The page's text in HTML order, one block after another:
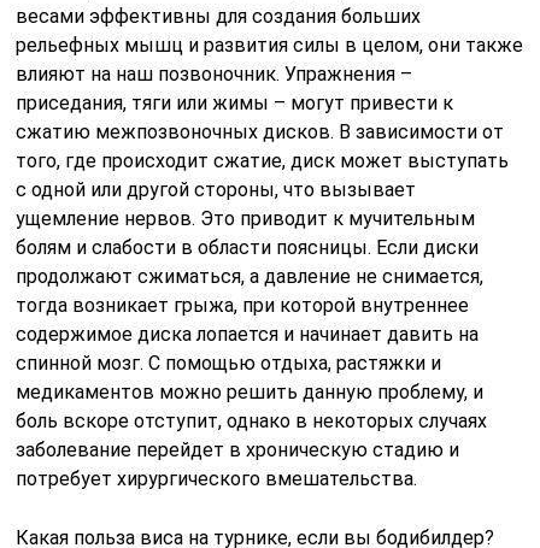
весами эффективны для создания больших
рельефных мышц и развития силы в целом, они также
влияют на наш позвоночник. Упражнения –
приседания, тяги или жимы – могут привести к
сжатию межпозвоночных дисков. В зависимости от
того, где происходит сжатие, диск может выступать
с одной или другой стороны, что вызывает
ущемление нервов. Это приводит к мучительным
болям и слабости в области поясницы. Если диски
продолжают сжиматься, а давление не снимается,
тогда возникает грыжа, при которой внутреннее
содержимое диска лопается и начинает давить на
спинной мозг. С помощью отдыха, растяжки и
медикаментов можно решить данную проблему, и
боль вскоре отступит, однако в некоторых случаях
заболевание перейдет в хроническую стадию и
потребует хирургического вмешательства.
Какая польза виса на турнике, если вы бодибилдер?